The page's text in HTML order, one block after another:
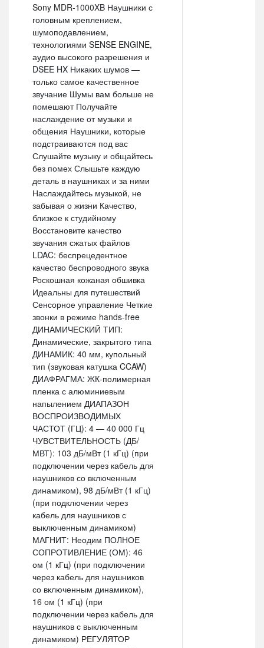
Sony MDR-1000XB Наушники с
головным креплением,
шумоподавлением,
технологиями SENSE ENGINE,
аудио высокого разрешения и
DSEE HX Никаких шумов —
только самое качественное
звучание Шумы вам больше не
помешают Получайте
наслаждение от музыки и
общения Наушники, которые
подстраиваются под вас
Слушайте музыку и общайтесь
без помех Слышьте каждую
деталь в наушниках и за ними
Наслаждайтесь музыкой, не
забывая о жизни Качество,
близкое к студийному
Восстановите качество
звучания сжатых файлов
LDAC: беспрецедентное
качество беспроводного звука
Роскошная кожаная обшивка
Идеальны для путешествий
Сенсорное управление Четкие
звонки в режиме hands-free
ДИНАМИЧЕСКИЙ ТИП:
Динамические, закрытого типа
ДИНАМИК: 40 мм, купольный
тип (звуковая катушка CCAW)
ДИАФРАГМА: ЖК-полимерная
пленка с алюминиевым
напылением ДИАПАЗОН
ВОСПРОИЗВОДИМЫХ
ЧАСТОТ (ГЦ): 4 — 40 000 Гц
ЧУВСТВИТЕЛЬНОСТЬ (ДБ/
МВТ): 103 дБ/мВт (1 кГц) (при
подключении через кабель для
наушников со включенным
динамиком), 98 дБ/мВт (1 кГц)
(при подключении через
кабель для наушников с
выключенным динамиком)
МАГНИТ: Неодим ПОЛНОЕ
СОПРОТИВЛЕНИЕ (ОМ): 46
ом (1 кГц) (при подключении
через кабель для наушников
со включенным динамиком),
16 ом (1 кГц) (при
подключении через кабель для
наушников с выключенным
динамиком) РЕГУЛЯТОР